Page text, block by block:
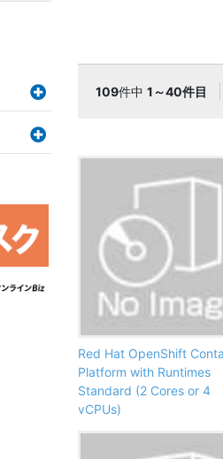
109件中 1～40件目
Red Hat OpenShift
Platform with Runtimes
Standard (2 Cores or 4
vCPUs)